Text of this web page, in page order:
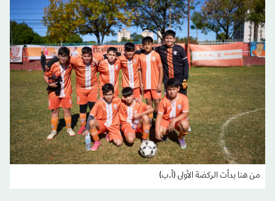
من هنا بدأت الركضة الأولى (أ.ب)